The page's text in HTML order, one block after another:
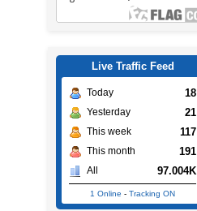
Live Traffic Feed
Today 18
Yesterday 21
This week 117
This month 191
All 97.004K
1 Online - Tracking ON